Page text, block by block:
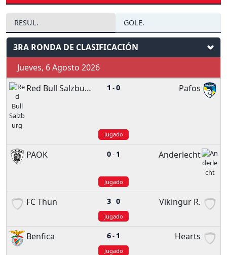
RESUL. GOLE.
3RA RONDA DE CLASIFICACIÓN
Jueves, 6 Agosto 2026
Red Bull Salzburg
1 -0 Pafos
Jugado
PAOK 0- 1 Anderlecht
Jugado
FC Thun 3-0 Vikingur R.
Jugado
Benfica 6- 1 Hearts
Jugado